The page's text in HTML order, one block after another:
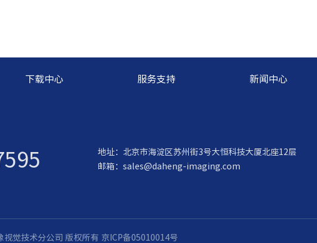
下载中心 服务支持 新闻中心
地址：北京市海淀区苏州街3号大恒科技大厦北座12层
邮箱：sales@daheng-imaging.com
觉技术分公司 版权所有 京ICP备05010014号